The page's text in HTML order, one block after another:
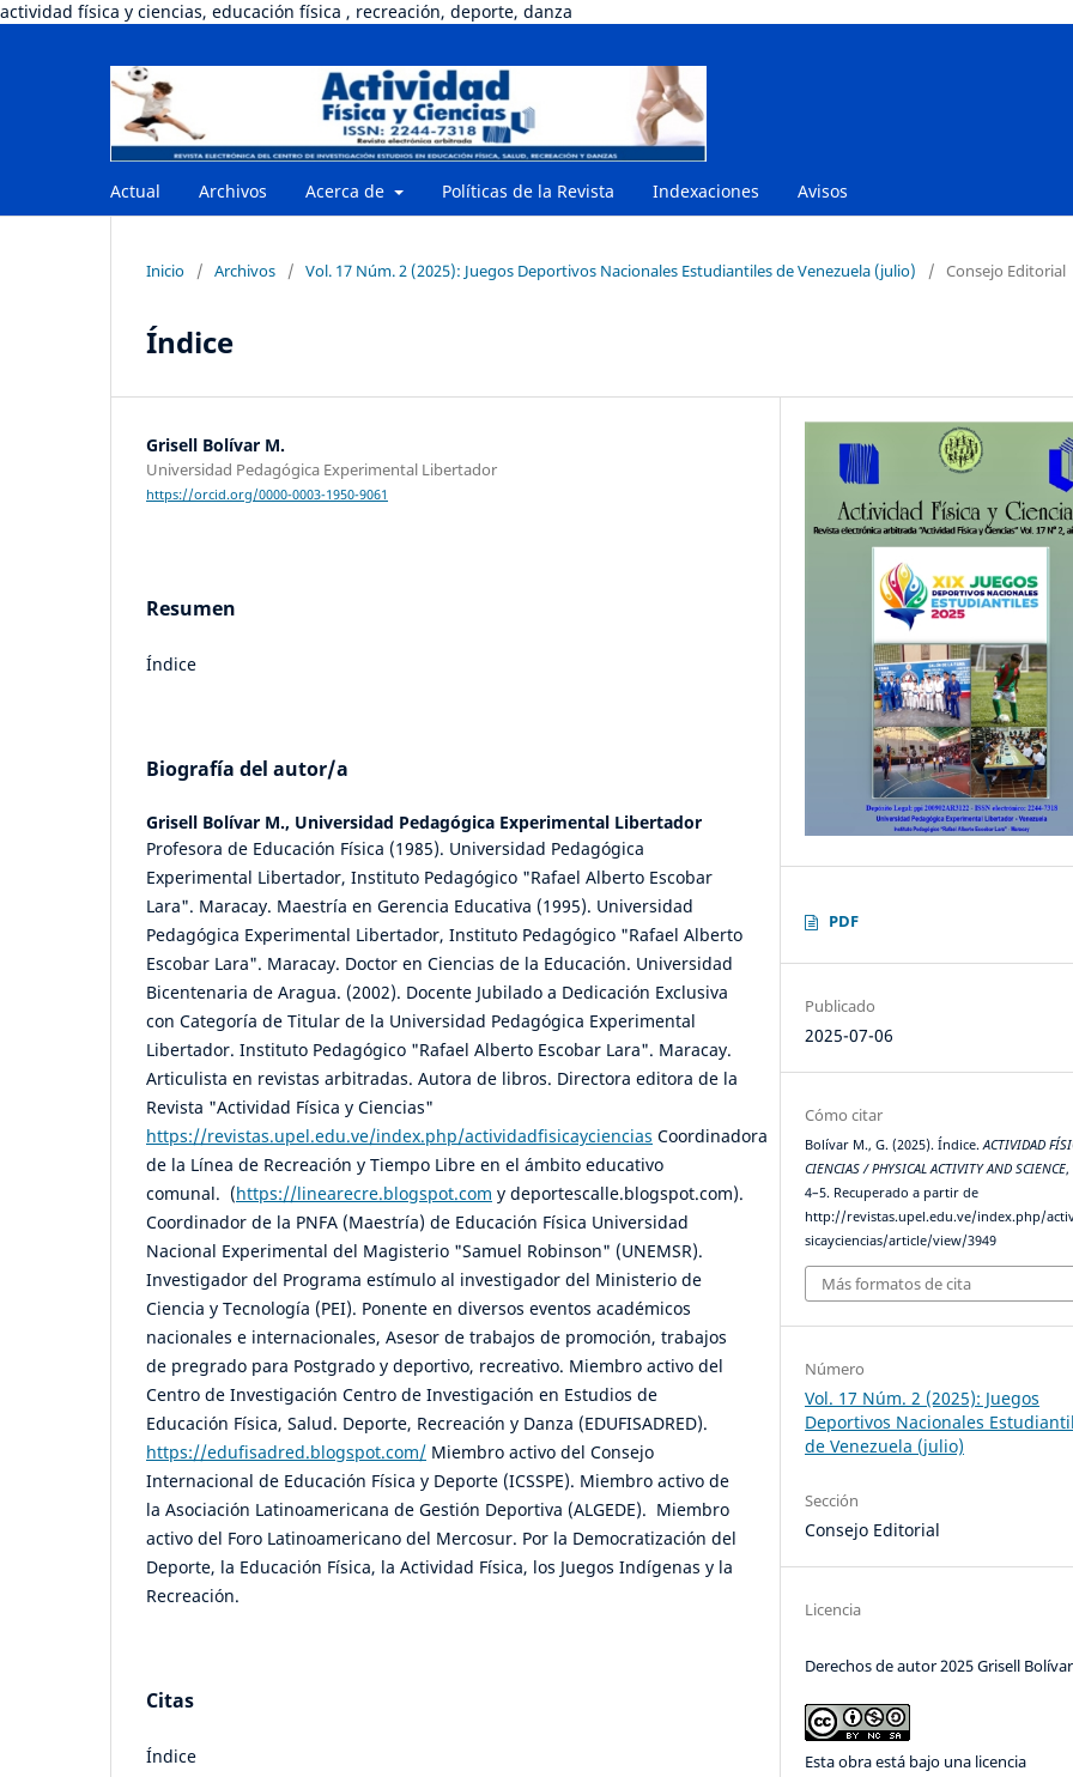
actividad física y ciencias, educación física , recreación, deporte, danza
Actual Archivos Acerca de Políticas de la Revista Indexaciones Avisos
Inicio / Archivos / Vol. 17 Núm. 2 (2025): Juegos Deportivos Nacionales Estudiantiles de Venezuela (julio) / Consejo Editorial
Índice
Grisell Bolívar M.
Universidad Pedagógica Experimental Libertador
https://orcid.org/0000-0003-1950-9061
Resumen
Índice
Biografía del autor/a
Grisell Bolívar M., Universidad Pedagógica Experimental Libertador
Profesora de Educación Física (1985). Universidad Pedagógica
Experimental Libertador, Instituto Pedagógico "Rafael Alberto Escobar
Lara". Maracay. Maestría en Gerencia Educativa (1995). Universidad
Pedagógica Experimental Libertador, Instituto Pedagógico "Rafael Alberto
Escobar Lara". Maracay. Doctor en Ciencias de la Educación. Universidad
Bicentenaria de Aragua. (2002). Docente Jubilado a Dedicación Exclusiva
con Categoría de Titular de la Universidad Pedagógica Experimental
Libertador. Instituto Pedagógico "Rafael Alberto Escobar Lara". Maracay.
Articulista en revistas arbitradas. Autora de libros. Directora editora de la
Revista "Actividad Física y Ciencias"
https://revistas.upel.edu.ve/index.php/actividadfisicayciencias Coordinadora
de la Línea de Recreación y Tiempo Libre en el ámbito educativo
comunal. (https://linearecre.blogspot.com y deportescalle.blogspot.com).
Coordinador de la PNFA (Maestría) de Educación Física Universidad
Nacional Experimental del Magisterio "Samuel Robinson" (UNEMSR).
Investigador del Programa estímulo al investigador del Ministerio de
Ciencia y Tecnología (PEI). Ponente en diversos eventos académicos
nacionales e internacionales, Asesor de trabajos de promoción, trabajos
de pregrado para Postgrado y deportivo, recreativo. Miembro activo del
Centro de Investigación Centro de Investigación en Estudios de
Educación Física, Salud. Deporte, Recreación y Danza (EDUFISADRED).
https://edufisadred.blogspot.com/ Miembro activo del Consejo
Internacional de Educación Física y Deporte (ICSSPE). Miembro activo de
la Asociación Latinoamericana de Gestión Deportiva (ALGEDE). Miembro
activo del Foro Latinoamericano del Mercosur. Por la Democratización del
Deporte, la Educación Física, la Actividad Física, los Juegos Indígenas y la
Recreación.
Citas
Índice
PDF
Publicado
2025-07-06
Cómo citar
Bolívar M., G. (2025). Índice.ACTIVIDAD
CIENCIAS / PHYSICAL ACTIVITY AND SCIENCE,
4–5. Recuperado a partir de
http://revistas.upel.edu.ve/index.php/
sicayciencias/article/view/3949
Más formatos de cita
Número
Vol. 17 Núm. 2 (2025): Juegos
Deportivos Nacionales
de Venezuela (julio)
Sección
Consejo Editorial
Licencia
Derechos de autor 2025 Grisell
Esta obra está bajo una licencia